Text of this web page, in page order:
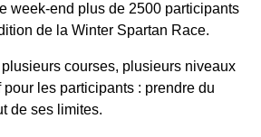
week-end plus de 2500 participants
de la Winter Spartan Race.
courses, plusieurs niveaux
les participants : prendre du
de ses limites.